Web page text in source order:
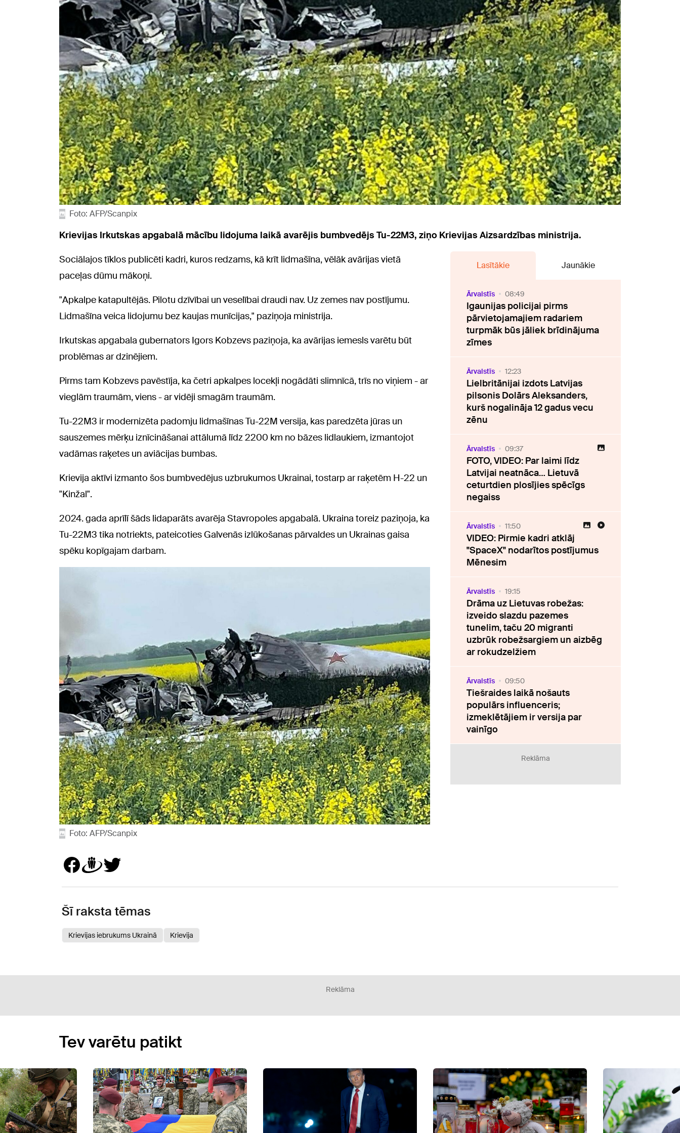
Foto: AFP/Scanpix
Krievijas Irkutskas apgabalā mācību lidojuma laikā avarējis bumbvedējs Tu-22M3, ziņo Krievijas Aizsardzības ministrija.
Sociālajos tīklos publicēti kadri, kuros redzams, kā krīt lidmašīna, vēlāk avārijas vietā
paceļas dūmu mākoņi.
"Apkalpe katapultējās. Pilotu dzīvībai un veselībai draudi nav. Uz zemes nav postījumu.
Lidmašīna veica lidojumu bez kaujas munīcijas," paziņoja ministrija.
Irkutskas apgabala gubernators Igors Kobzevs paziņoja, ka avārijas iemesls varētu būt
problēmas ar dzinējiem.
Pirms tam Kobzevs pavēstīja, ka četri apkalpes locekļi nogādāti slimnīcā, trīs no viņiem - ar
vieglām traumām, viens - ar vidēji smagām traumām.
Tu-22M3 ir modernizēta padomju lidmašīnas Tu-22M versija, kas paredzēta jūras un
sauszemes mērķu iznīcināšanai attālumā līdz 2200 km no bāzes lidlaukiem, izmantojot
vadāmas raķetes un aviācijas bumbas.
Krievija aktīvi izmanto šos bumbvedējus uzbrukumos Ukrainai, tostarp ar raķetēm H-22 un
"Kinžal".
2024. gada aprīlī šāds lidaparāts avarēja Stavropoles apgabalā. Ukraina toreiz paziņoja, ka
Tu-22M3 tika notriekts, pateicoties Galvenās izlūkošanas pārvaldes un Ukrainas gaisa
spēku kopīgajam darbam.
Foto: AFP/Scanpix
Lasītākie Jaunākie
Ārvalstīs 08:49
Igaunijas policijai pirms
pārvietojamajiem radariem
turpmāk būs jāliek brīdinājuma
zīmes
Ārvalstīs 12:23
Lielbritānijai izdots Latvijas
pilsonis Dolārs Aleksanders,
kurš nogalināja 12 gadus vecu
zēnu
Ārvalstīs 09:37
FOTO, VIDEO: Par laimi līdz
Latvijai neatnāca… Lietuvā
ceturtdien plosījies spēcīgs
negaiss
Ārvalstīs 11:50
VIDEO: Pirmie kadri atklāj
"SpaceX" nodarītos postījumus
Mēnesim
Ārvalstīs 19:15
Drāma uz Lietuvas robežas:
izveido slazdu pazemes
tunelim, taču 20 migranti
uzbrūk robežsargiem un aizbēg
ar rokudzelžiem
Ārvalstīs 09:50
Tiešraides laikā nošauts
populārs influenceris;
izmeklētājiem ir versija par
vainīgo
Reklāma
Šī raksta tēmas
Krievijas iebrukums Ukrainā Krievija
Reklāma
Tev varētu patikt